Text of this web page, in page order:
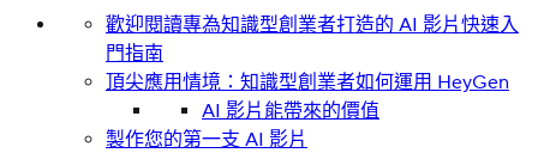
歡迎閱讀專為知識型創業者打造的 AI 影片快速入
門指南
頂尖應用情境：知識型創業者如何運用 HeyGen
AI 影片能帶來的價值
製作您的第一支 AI 影片